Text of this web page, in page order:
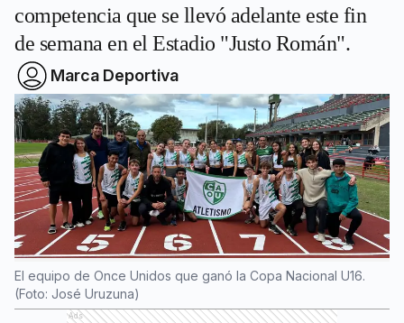
competencia que se llevó adelante este fin
de semana en el Estadio "Justo Román".
Marca Deportiva
El equipo de Once Unidos que ganó la Copa Nacional U16.
(Foto: José Uruzuna)
Ads